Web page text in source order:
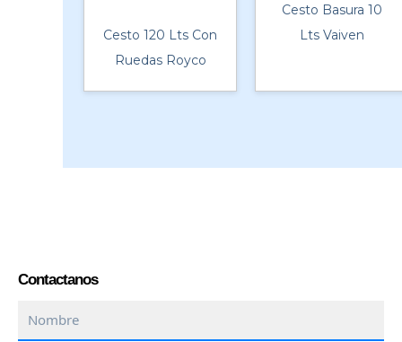
Cesto 120 Lts Con
Ruedas Royco
Cesto Basura 10
Lts Vaiven
Contactanos
Nombre